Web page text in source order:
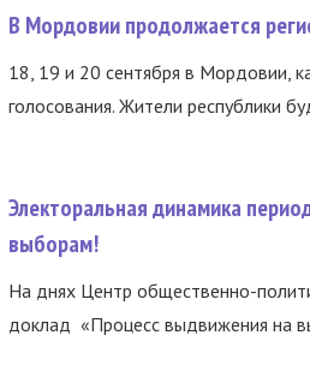
В Мордовии продолжается
18, 19 и 20 сентября в Мордовии,
голосования. Жители республики
Электоральная динамика
выборам!
На днях Центр общественно-
доклад «Процесс выдвижения на